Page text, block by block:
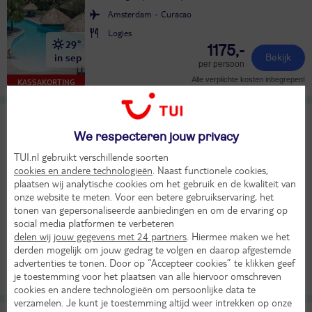
KASSAKORTING
29°
in sep
Amsterdam - Curacao
Logies
1175,-
per persoon
Bekijk
Alle verplichte kosten inbegrepen!
Curaçao Marriott Beach Resort
TUI classificatie Hotel
Curaçao Curaçao Piscadera Baai
LAST MINUTE!
32°
in sep
Wo 9 sep 2026
9 dagen (7 nachten)
Amsterdam - Curacao
Logies
1427,-
per persoon
Bekijk
Alle verplichte kosten inbegrepen!
We respecteren jouw privacy
TUI.nl gebruikt verschillende soorten
cookies en andere technologieën . Naast functionele cookies,
plaatsen wij analytische cookies om het gebruik en de kwaliteit van
onze website te meten. Voor een betere gebruikservaring, het
tonen van gepersonaliseerde aanbiedingen en om de ervaring op
social media platformen te verbeteren
delen wij jouw gegevens met 24 partners . Hiermee maken we het
derden mogelijk om jouw gedrag te volgen en daarop afgestemde
advertenties te tonen. Door op “Accepteer cookies” te klikken geef
je toestemming voor het plaatsen van alle hiervoor omschreven
cookies en andere technologieën om persoonlijke data te
verzamelen. Je kunt je toestemming altijd weer intrekken op onze